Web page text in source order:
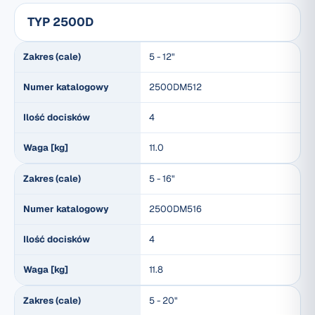
TYP 2500D
Zakres (cale) 5 - 12"
Numer katalogowy 2500DM512
Ilość docisków 4
Waga [kg] 11.0
Zakres (cale) 5 - 16"
Numer katalogowy 2500DM516
Ilość docisków 4
Waga [kg] 11.8
Zakres (cale) 5 - 20"